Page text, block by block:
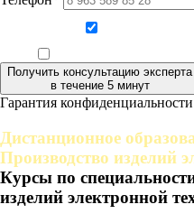
Получить консультацию эксперта
в течение 5 минут
Гарантия
Дистанционное
Производство изделий
Курсы по
изделий электронной